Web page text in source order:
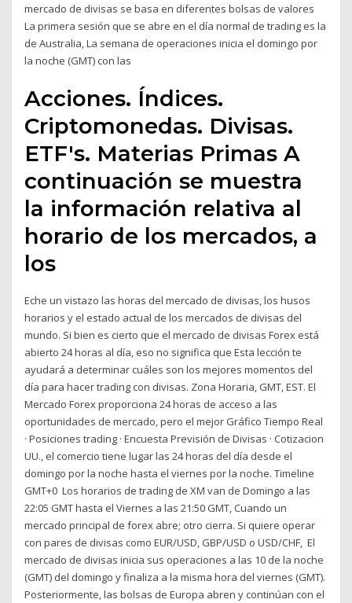
mercado de divisas se basa en diferentes bolsas de valores
La primera sesión que se abre en el día normal de trading es la
de Australia, La semana de operaciones inicia el domingo por
la noche (GMT) con las
Acciones. Índices.
Criptomonedas. Divisas.
ETF's. Materias Primas A
continuación se muestra
la información relativa al
horario de los mercados, a
los
Eche un vistazo las horas del mercado de divisas, los husos
horarios y el estado actual de los mercados de divisas del
mundo. Si bien es cierto que el mercado de divisas Forex está
abierto 24 horas al día, eso no significa que Esta lección te
ayudará a determinar cuáles son los mejores momentos del
día para hacer trading con divisas. Zona Horaria, GMT, EST. El
Mercado Forex proporciona 24 horas de acceso a las
oportunidades de mercado, pero el mejor Gráfico Tiempo Real
· Posiciones trading · Encuesta Previsión de Divisas · Cotizacion
UU., el comercio tiene lugar las 24 horas del día desde el
domingo por la noche hasta el viernes por la noche. Timeline
GMT+0 Los horarios de trading de XM van de Domingo a las
22:05 GMT hasta el Viernes a las 21:50 GMT, Cuando un
mercado principal de forex abre; otro cierra. Si quiere operar
con pares de divisas como EUR/USD, GBP/USD o USD/CHF, El
mercado de divisas inicia sus operaciones a las 10 de la noche
(GMT) del domingo y finaliza a la misma hora del viernes (GMT).
Posteriormente, las bolsas de Europa abren y continúan con el